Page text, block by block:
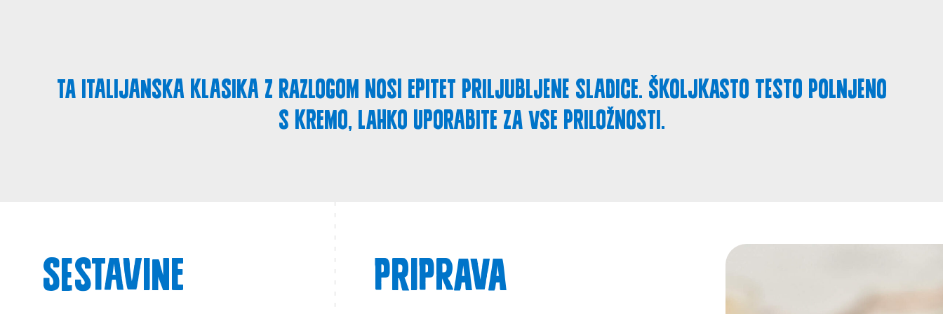
Ta italijanska klasika z razlogom nosi epitet priljubljene sladice. Školjkasto testo polnjeno
s kremo, lahko uporabite za vse priložnosti.
Sestavine Priprava